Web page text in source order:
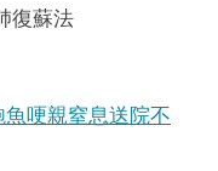
復蘇法
魚哽親窒息送院不